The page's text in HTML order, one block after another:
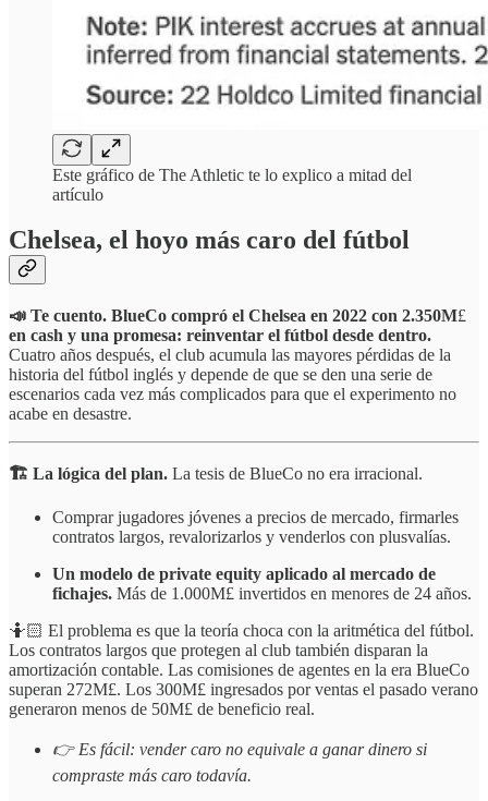
Este gráfico de The Athletic te lo explico a mitad del
artículo
Chelsea, el hoyo más caro del fútbol
📣 Te cuento. BlueCo compró el Chelsea en 2022 con 2.350M£
en cash y una promesa: reinventar el fútbol desde dentro.
Cuatro años después, el club acumula las mayores pérdidas de la
historia del fútbol inglés y depende de que se den una serie de
escenarios cada vez más complicados para que el experimento no
acabe en desastre.
🏗️ La lógica del plan. La tesis de BlueCo no era irracional.
Comprar jugadores jóvenes a precios de mercado, firmarles
contratos largos, revalorizarlos y venderlos con plusvalías.
Un modelo de private equity aplicado al mercado de
fichajes. Más de 1.000M£ invertidos en menores de 24 años.
🤷🏻 El problema es que la teoría choca con la aritmética del fútbol.
Los contratos largos que protegen al club también disparan la
amortización contable. Las comisiones de agentes en la era BlueCo
superan 272M£. Los 300M£ ingresados por ventas el pasado verano
generaron menos de 50M£ de beneficio real.
👉 Es fácil: vender caro no equivale a ganar dinero si
compraste más caro todavía.